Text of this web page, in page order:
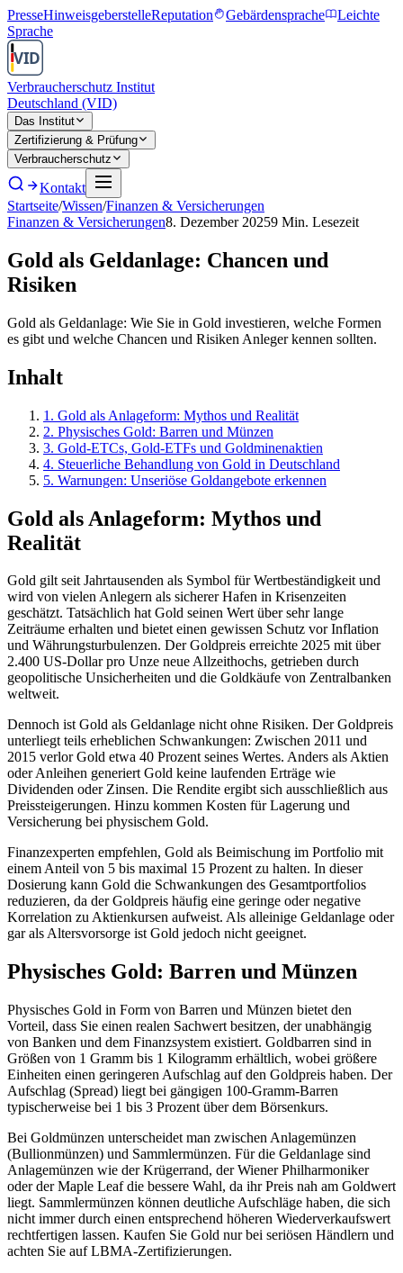
PresseHinweisgeberstelleReputation Gebärdensprache
Leichte
Sprache
Verbraucherschutz Institut
Deutschland (VID)
Das Institut
Zertifizierung & Prüfung
Verbraucherschutz
Kontakt
Startseite/Wissen/Finanzen & Versicherungen
Finanzen & Versicherungen8. Dezember 20259 Min. Lesezeit
Gold als Geldanlage: Chancen und
Risiken
Gold als Geldanlage: Wie Sie in Gold investieren, welche Formen
es gibt und welche Chancen und Risiken Anleger kennen sollten.
Inhalt
1 . Gold als Anlageform: Mythos und Realität
2. Physisches Gold: Barren und Münzen
3. Gold-ETCs, Gold-ETFs und Goldminenaktien
4. Steuerliche Behandlung von Gold in Deutschland
5. Warnungen: Unseriöse Goldangebote erkennen
Gold als Anlageform: Mythos und
Realität
Gold gilt seit Jahrtausenden als Symbol für Wertbeständigkeit und
wird von vielen Anlegern als sicherer Hafen in Krisenzeiten
geschätzt. Tatsächlich hat Gold seinen Wert über sehr lange
Zeiträume erhalten und bietet einen gewissen Schutz vor Inflation
und Währungsturbulenzen. Der Goldpreis erreichte 2025 mit über
2.400 US-Dollar pro Unze neue Allzeithochs, getrieben durch
geopolitische Unsicherheiten und die Goldkäufe von Zentralbanken
weltweit.
Dennoch ist Gold als Geldanlage nicht ohne Risiken. Der Goldpreis
unterliegt teils erheblichen Schwankungen: Zwischen 2011 und
2015 verlor Gold etwa 40 Prozent seines Wertes. Anders als Aktien
oder Anleihen generiert Gold keine laufenden Erträge wie
Dividenden oder Zinsen. Die Rendite ergibt sich ausschließlich aus
Preissteigerungen. Hinzu kommen Kosten für Lagerung und
Versicherung bei physischem Gold.
Finanzexperten empfehlen, Gold als Beimischung im Portfolio mit
einem Anteil von 5 bis maximal 15 Prozent zu halten. In dieser
Dosierung kann Gold die Schwankungen des Gesamtportfolios
reduzieren, da der Goldpreis häufig eine geringe oder negative
Korrelation zu Aktienkursen aufweist. Als alleinige Geldanlage oder
gar als Altersvorsorge ist Gold jedoch nicht geeignet.
Physisches Gold: Barren und Münzen
Physisches Gold in Form von Barren und Münzen bietet den
Vorteil, dass Sie einen realen Sachwert besitzen, der unabhängig
von Banken und dem Finanzsystem existiert. Goldbarren sind in
Größen von 1 Gramm bis 1 Kilogramm erhältlich, wobei größere
Einheiten einen geringeren Aufschlag auf den Goldpreis haben. Der
Aufschlag (Spread) liegt bei gängigen 100-Gramm-Barren
typischerweise bei 1 bis 3 Prozent über dem Börsenkurs.
Bei Goldmünzen unterscheidet man zwischen Anlagemünzen
(Bullionmünzen) und Sammlermünzen. Für die Geldanlage sind
Anlagemünzen wie der Krügerrand, der Wiener Philharmoniker
oder der Maple Leaf die bessere Wahl, da ihr Preis nah am Goldwert
liegt. Sammlermünzen können deutliche Aufschläge haben, die sich
nicht immer durch einen entsprechend höheren Wiederverkaufswert
rechtfertigen lassen. Kaufen Sie Gold nur bei seriösen Händlern und
achten Sie auf LBMA-Zertifizierungen.